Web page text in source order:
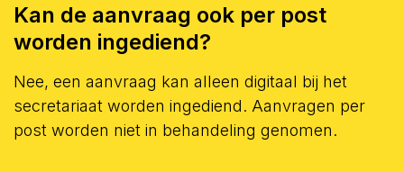
Kan de aanvraag ook per post
worden ingediend?
Nee, een aanvraag kan alleen digitaal bij het
secretariaat worden ingediend. Aanvragen per
post worden niet in behandeling genomen.